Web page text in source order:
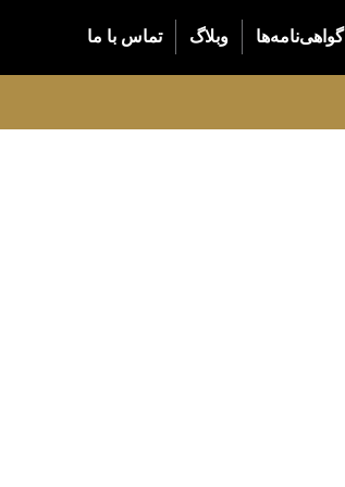
گواهی‌نامه‌ها وبلاگ تماس با ما